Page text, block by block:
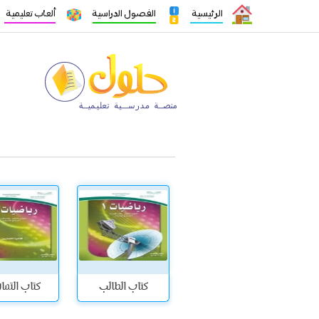
الرئيسية الفصول الدراسية ألعاب تعليمية
كتاب الطالب كتاب